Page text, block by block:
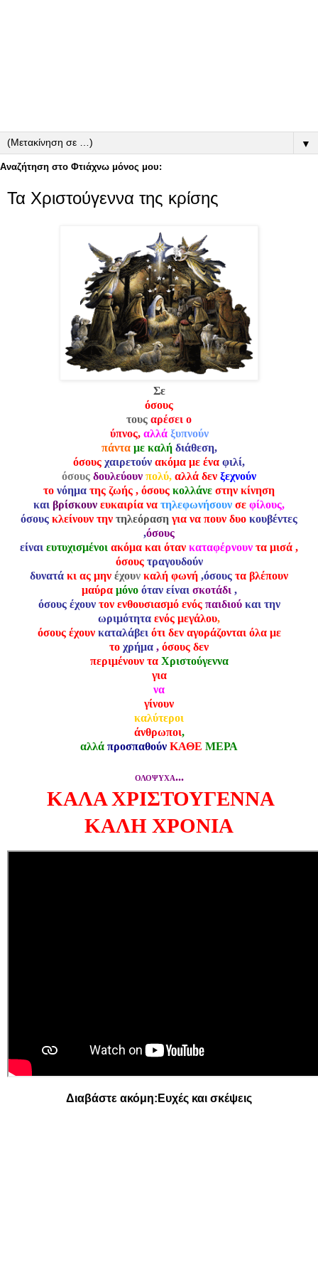
▼
Αναζήτηση στο Φτιάχνω μόνος μου:
Τα Χριστούγεννα της κρίσης
Σε
όσους
τους αρέσει ο
ύπνος, αλλά ξυπνούν
πάντα με καλή διάθεση,
όσους χαιρετούν ακόμα με ένα φιλί,
όσους δουλεύουν πολύ, αλλά δεν ξεχνούν
το νόημα της ζωής , όσους κολλάνε στην κίνηση
και βρίσκουν ευκαιρία να τηλεφωνήσουν σε φίλους,
όσους κλείνουν την τηλεόραση για να πουν δυο κουβέντες
,όσους
είναι ευτυχισμένοι ακόμα και όταν καταφέρνουν τα μισά ,
όσουςτραγουδούν
δυνατά κι ας μην έχουν καλή φωνή ,όσους τα βλέπουν
μαύρα μόνο όταν είναι σκοτάδι ,
όσους έχουν τον ενθουσιασμό ενός παιδιούκαι την
ωριμότητα ενός μεγάλου,
όσους έχουνκαταλάβει ότι δεν αγοράζονται όλα με
το χρήμα , όσους δεν
περιμένουν τα Χριστούγεννα
για
να
γίνουν
καλύτεροι
άνθρωποι,
αλλά προσπαθούν ΚΑΘΕ ΜΕΡΑ
ΟΛΟΨΥΧΑ...
ΚΑΛΑ ΧΡΙΣΤΟΥΓΕΝΝΑ
ΚΑΛΗ ΧΡΟΝΙΑ
Διαβάστε ακόμη: Ευχές και σκέψεις